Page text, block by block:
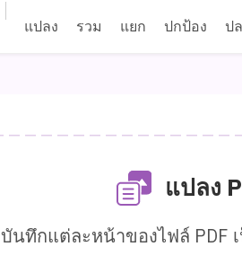
แปลง
รวม แยก ปกป้อง ป
แปลง
บันทึกแต่ละหน้าของไฟล์ PDF